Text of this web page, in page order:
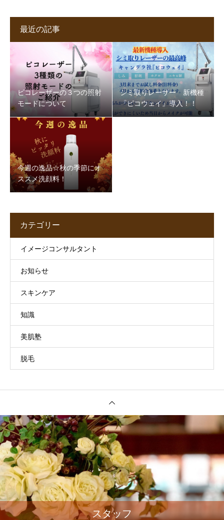
最近の記事
ピコレーザーの３つの照射
モードについて
シミ取りレーザー 新機種
『ピコウェイ』導入！！
今週の逸品☆秋の季節にオ
ススメ洗顔料！
カテゴリー
イメージコンサルタント
お知らせ
スキンケア
知識
美肌塾
脱毛
スタッフ